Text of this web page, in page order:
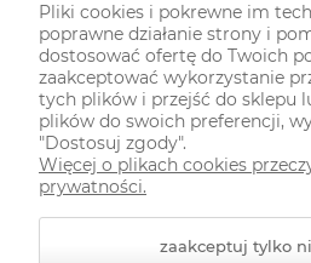
ODWIEDŹ NAS NA
Pliki cookies i pokrewne im
poprawne działanie strony i
dostosować ofertę do Twoich
zaakceptować wykorzystanie
tych plików i przejść do sklepu
plików do swoich preferencji,
"Dostosuj zgody".
Więcej o plikach cookies
prywatności.
zaakceptuj tylko